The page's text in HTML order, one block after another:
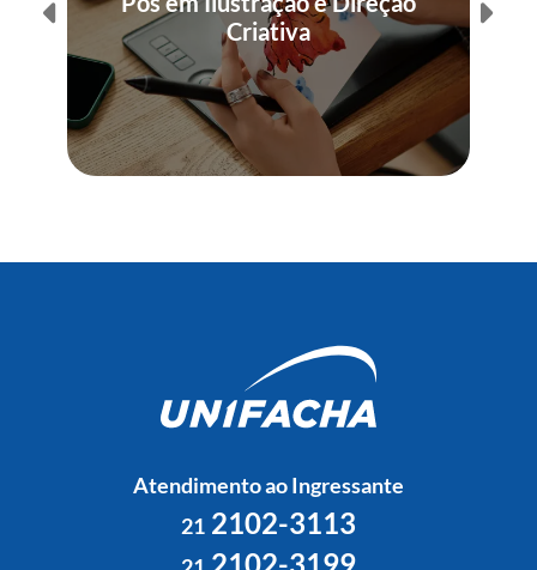
Criativa
Atendimento ao Ingressante
212102-3113